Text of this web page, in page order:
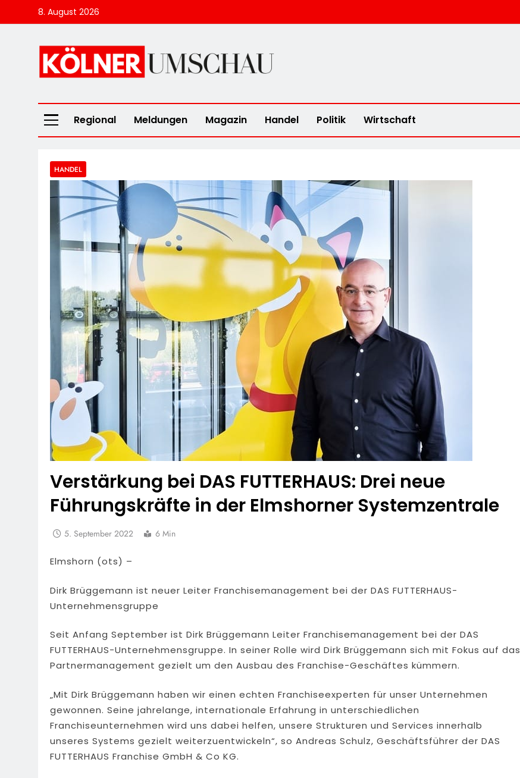
to
8. August 2026
Kölner Umschau
Regional Meldungen Magazin Handel Politik Wirtschaft
HANDEL
Verstärkung bei DAS FUTTERHAUS: Drei neue
Führungskräfte in der Elmshorner Systemzentrale
5. September 2022 6 Min
Elmshorn (ots) –
Dirk Brüggemann ist neuer Leiter Franchisemanagement bei der DAS FUTTERHAUS-
Unternehmensgruppe
Seit Anfang September ist Dirk Brüggemann Leiter Franchisemanagement bei der DAS
FUTTERHAUS-Unternehmensgruppe. In seiner Rolle wird Dirk Brüggemann sich mit Fokus auf das
Partnermanagement gezielt um den Ausbau des Franchise-Geschäftes kümmern.
„Mit Dirk Brüggemann haben wir einen echten Franchiseexperten für unser Unternehmen
gewonnen. Seine jahrelange, internationale Erfahrung in unterschiedlichen
Franchiseunternehmen wird uns dabei helfen, unsere Strukturen und Services innerhalb
unseres Systems gezielt weiterzuentwickeln“, so Andreas Schulz, Geschäftsführer der DAS
FUTTERHAUS Franchise GmbH & Co KG.